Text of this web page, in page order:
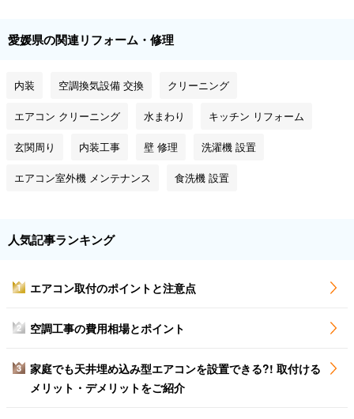
愛媛県の関連リフォーム・修理
内装 空調換気設備 交換 クリーニング
エアコン クリーニング 水まわり キッチン リフォーム
玄関周り 内装工事 壁 修理 洗濯機 設置
エアコン室外機 メンテナンス 食洗機 設置
人気記事ランキング
1 エアコン取付のポイントと注意点
2 空調工事の費用相場とポイント
3
家庭でも天井埋め込み型エアコンを設置できる?! 取付ける
メリット・デメリットをご紹介